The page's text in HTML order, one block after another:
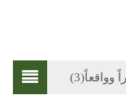
فقه الصلاة